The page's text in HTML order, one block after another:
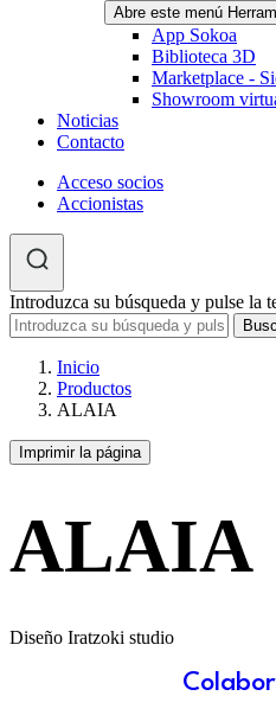
Abre este menú
App Sokoa
Biblioteca 3D
Marketplace -
Showroom
Noticias
Contacto
Acceso socios
Accionistas
Introduzca su búsqueda y pulse la
Inicio
Productos
ALAIA
Imprimir la página
ALAIA
Diseño Iratzoki studio